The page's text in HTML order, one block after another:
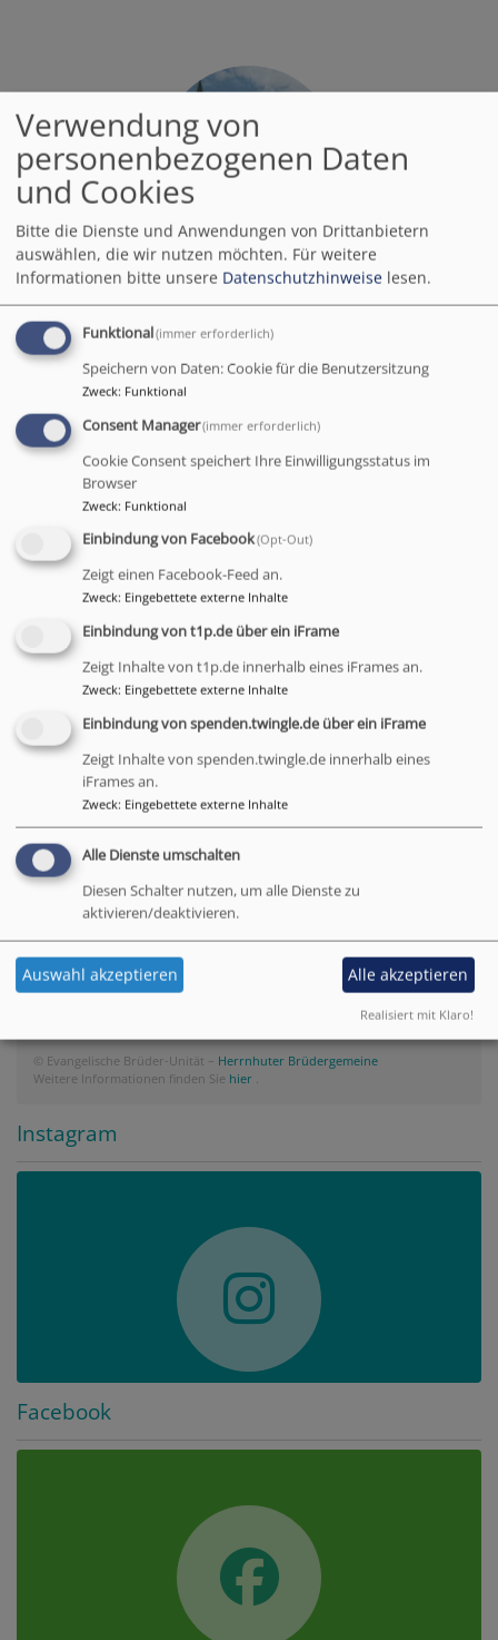
Evang.-Luth. Kirchengemeinde Bayreuth -
Friedenskirche
Friedenstraße 1
fax 0921 512266
pfarramt.friedenskirche.bt@elkb.de
www.friedenskirche-bayreuth.de
Pfarrerin Andrea Nehring
Regelmäßige Gottesdienstzeit:
Friedenskirche
So 10:15 Uhr
Tageslosung
Du bist der Gott, der mir hilft; täglich harre ich auf
dich.
Psalm 25,5
Bittet, so wird euch gegeben; suchet, so werdet ihr
finden; klopfet an, so wird euch aufgetan.
© Evangelische Brüder-Unität – Herrnhuter Brüdergemeine
Weitere Informationen finden Sie hier .
Instagram
Facebook
Verwendung von
personenbezogenen Daten
und Cookies
Bitte die Dienste und Anwendungen von Drittanbietern
auswählen, die wir nutzen möchten. Für weitere
Informationen bitte unsere Datenschutzhinweise lesen.
Funktional(immer erforderlich)
Speichern von Daten: Cookie für die Benutzersitzung
Zweck: Funktional
Consent Manager(immer erforderlich)
Cookie Consent speichert Ihre Einwilligungsstatus im
Browser
Zweck: Funktional
Einbindung von Facebook(Opt-Out)
Zeigt einen Facebook-Feed an.
Zweck: Eingebettete externe Inhalte
Einbindung von t1p.de über ein iFrame
Zeigt Inhalte von t1p.de innerhalb eines iFrames an.
Zweck: Eingebettete externe Inhalte
Einbindung von spenden.twingle.de über ein iFrame
Zeigt Inhalte von spenden.twingle.de innerhalb eines
iFrames an.
Zweck: Eingebettete externe Inhalte
Alle Dienste umschalten
Diesen Schalter nutzen, um alle Dienste zu
aktivieren/deaktivieren.
Auswahl akzeptieren Alle akzeptieren
Realisiert mit Klaro!